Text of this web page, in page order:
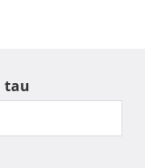
tau